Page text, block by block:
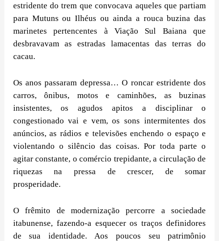
estridente do trem que convocava aqueles que partiam
para Mutuns ou Ilhéus ou ainda a rouca buzina das
marinetes pertencentes à Viação Sul Baiana que
desbravavam as estradas lamacentas das terras do
cacau.
Os anos passaram depressa… O roncar estridente dos
carros, ônibus, motos e caminhões, as buzinas
insistentes, os agudos apitos a disciplinar o
congestionado vai e vem, os sons intermitentes dos
anúncios, as rádios e televisões enchendo o espaço e
violentando o silêncio das coisas. Por toda parte o
agitar constante, o comércio trepidante, a circulação de
riquezas na pressa de crescer, de somar
prosperidade.
O frêmito de modernização percorre a sociedade
itabunense, fazendo-a esquecer os traços definidores
de sua identidade. Aos poucos seu patrimônio